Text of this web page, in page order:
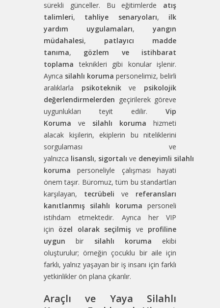
sürekli günceller. Bu eğitimlerde atış
talimleri, tahliye senaryoları, ilk
yardım uygulamaları, yangın
müdahalesi, patlayıcı madde
tanıma, gözlem ve istihbarat
toplama teknikleri gibi konular işlenir.
Ayrıca silahlı koruma personelimiz, belirli
aralıklarla psikoteknikve psikolojik
değerlendirmelerden geçirilerek göreve
uygunlukları teyit edilir. Vip
Koruma ve silahlı koruma hizmeti
alacak kişilerin, ekiplerin bu niteliklerini
sorgulaması ve
yalnızca lisanslı, sigortalı ve deneyimli silahlı
koruma personeliyle çalışması hayati
önem taşır. Büromuz, tüm bu standartları
karşılayan, tecrübeli ve referansları
kanıtlanmış silahlı koruma personeli
istihdam etmektedir. Ayrıca her VIP
için özel olarak seçilmiş ve profiline
uygun bir silahlı koruma ekibi
oluşturulur; örneğin çocuklu bir aile için
farklı, yalnız yaşayan bir iş insanı için farklı
yetkinlikler ön plana çıkarılır.
Araçlı ve Yaya Silahlı